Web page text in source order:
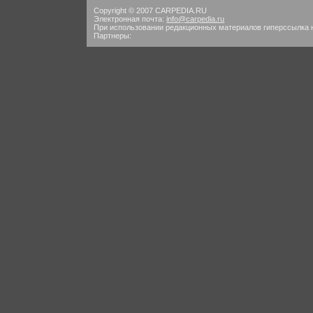
Copyright © 2007 CARPEDIA.RU
Электронная почта: info@carpedia.ru
При использовании редакционных материалов гиперссылка
Партнеры: